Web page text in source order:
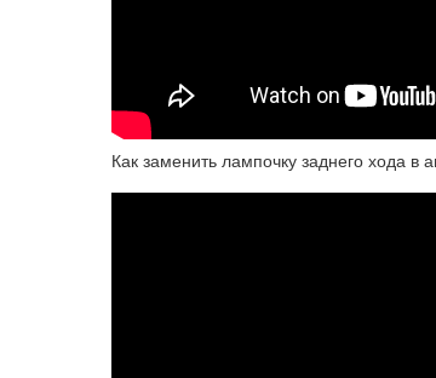
Как заменить лампочку заднего хода